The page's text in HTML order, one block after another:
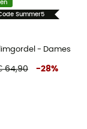
Summer5
- Dames
64,90 -28%